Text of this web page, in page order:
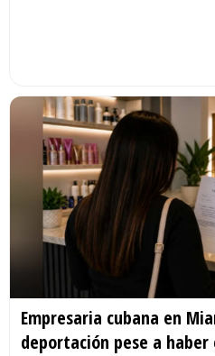
Empresaria cubana en
deportación pese a